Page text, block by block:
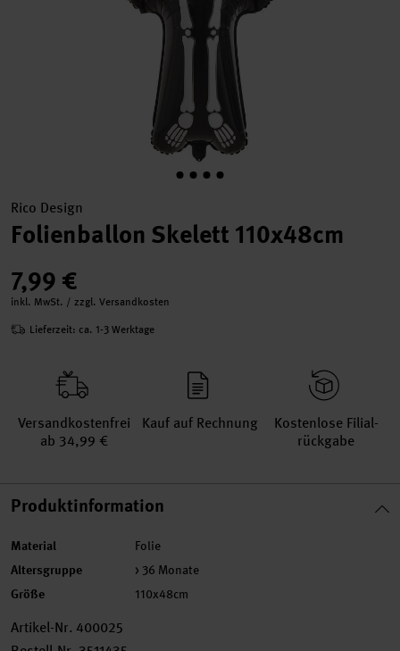
Rico Design
Folienballon Skelett 110x48cm
7,99 €
inkl. MwSt. / zzgl. Versandkosten
Lieferzeit: ca. 1-3 Werktage
Versand­kosten­frei
ab 34,99 €
Kauf auf Rechnung
Kosten­lose Filial­
rückgabe
Produktinformation
Material Folie
Altersgruppe > 36 Monate
Größe 110x48cm
Artikel-Nr. 400025